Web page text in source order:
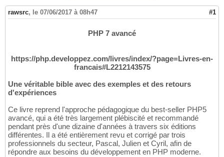
rawsrc, le 07/06/2017 à 08h47 #1
PHP 7 avancé
https://php.developpez.com/livres/index/?page=Livres-en-
francais#L2212143575
Une véritable bible avec des exemples et des retours
d'expériences
Ce livre reprend l'approche pédagogique du best-seller PHP5
avancé, qui a été très largement plébiscité et recommandé
pendant près d'une dizaine d'années à travers six éditions
différentes. Il a été entièrement revu et corrigé par trois
professionnels du secteur, Pascal, Julien et Cyril, afin de
répondre aux besoins du développement en PHP moderne.